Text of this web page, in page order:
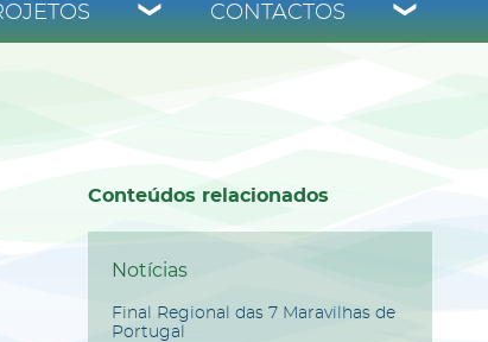
CONTACTOS
Conteúdos relacionados
Notícias
Final Regional das 7 Maravilhas de
Portugal